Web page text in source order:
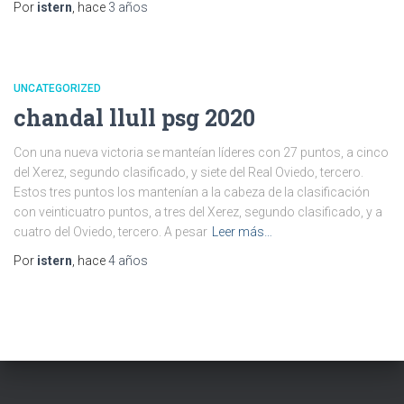
Por istern , hace 3 años
UNCATEGORIZED
chandal llull psg 2020
Con una nueva victoria se manteían líderes con 27 puntos, a cinco
del Xerez, segundo clasificado, y siete del Real Oviedo, tercero.
Estos tres puntos los mantenían a la cabeza de la clasificación
con veinticuatro puntos, a tres del Xerez, segundo clasificado, y a
cuatro del Oviedo, tercero. A pesar
Leer más…
Por istern , hace4 años